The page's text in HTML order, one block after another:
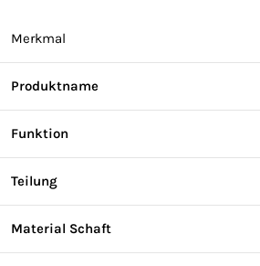
Merkmal
Produktname
Funktion
Teilung
Material Schaft